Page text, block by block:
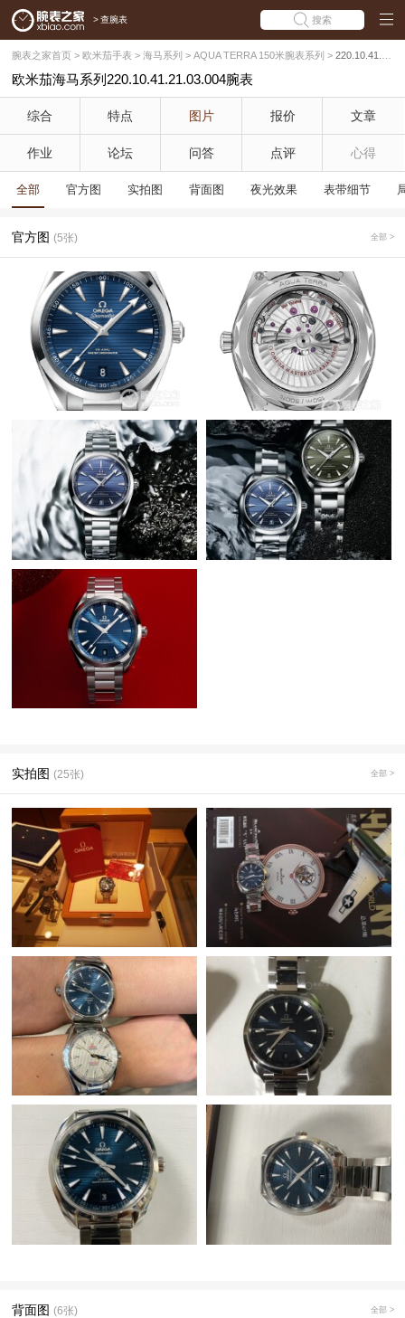
> 查腕表 搜索
腕表之家首页 > 欧米茄手表 > 海马系列 > AQUA TERRA 150米腕表系列 > 220.10.41.21.03.004
欧米茄海马系列220.10.41.21.03.004腕表
综合 特点 图片 报价 文章
作业 论坛 问答 点评 心得
全部 官方图 实拍图 背面图 夜光效果 表带细节
官方图 (5张) 全部 >
实拍图 (25张) 全部 >
背面图 (6张) 全部 >